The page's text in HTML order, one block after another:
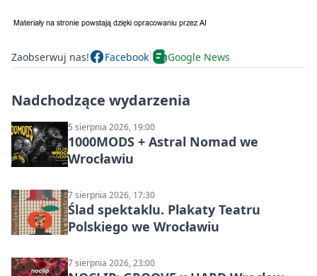
Zaobserwuj nas! Facebook Google News
Nadchodzące wydarzenia
5 sierpnia 2026, 19:00
1000MODS + Astral Nomad we
Wrocławiu
7 sierpnia 2026, 17:30
Ślad spektaklu. Plakaty Teatru
Polskiego we Wrocławiu
7 sierpnia 2026, 23:00